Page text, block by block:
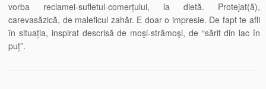
vorba reclamei-sufletul-comerțului, la dietă. Protejat(ă),
carevasăzică, de maleficul zahăr. E doar o impresie. De fapt te afli
în situația, inspirat descrisă de moşi-strămoşi, de “sărit din lac în
puț”.